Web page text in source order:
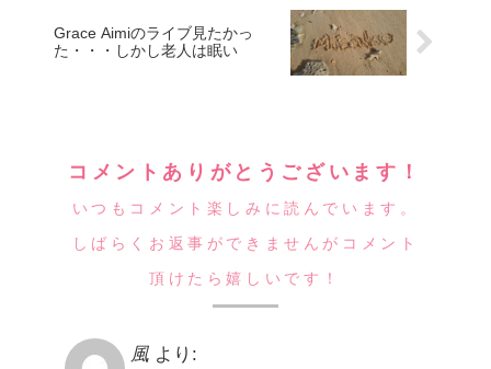
Grace Aimiのライブ見たかっ
た・・・しかし老人は眠い
コメントありがとうございます！
いつもコメント楽しみに読んでいます。
しばらくお返事ができませんがコメント
頂けたら嬉しいです！
風 より: